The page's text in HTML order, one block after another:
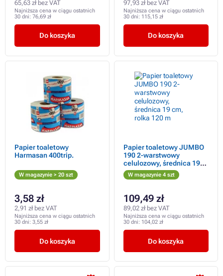
65,63 zł bez VAT
Najniższa cena w ciągu ostatnich
30 dni: 76,69 zł
Do koszyka
97,93 zł bez VAT
Najniższa cena w ciągu ostatnich
30 dni: 115,15 zł
Do koszyka
Papier toaletowy
Harmasan 400trip.
W magazynie > 20 szt
3,58 zł
2,91 zł bez VAT
Najniższa cena w ciągu ostatnich
30 dni: 3,55 zł
Do koszyka
Papier toaletowy JUMBO
190 2-warstwowy
celulozowy, średnica 19
cm, rolka 120 m
W magazynie 4 szt
109,49 zł
89,02 zł bez VAT
Najniższa cena w ciągu ostatnich
30 dni: 104,02 zł
Do koszyka